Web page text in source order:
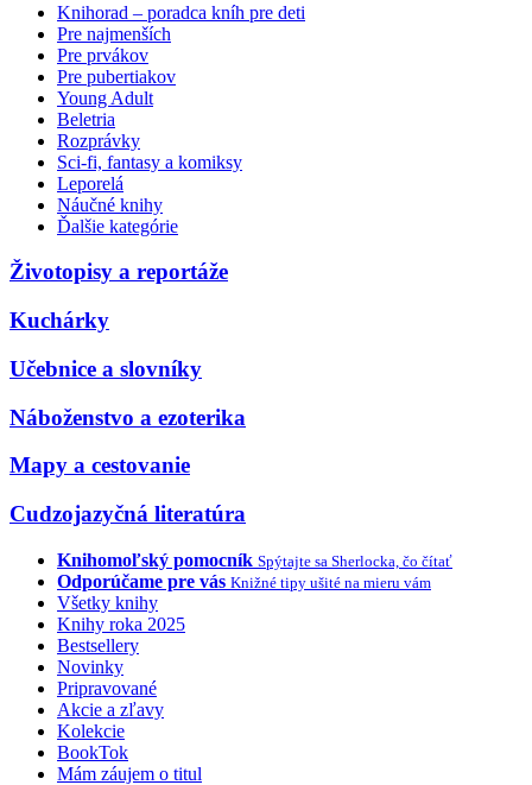
Knihorad – poradca kníh pre deti
Pre najmenších
Pre prvákov
Pre pubertiakov
Young Adult
Beletria
Rozprávky
Sci-fi, fantasy a komiksy
Leporelá
Náučné knihy
Ďalšie kategórie
Životopisy a reportáže
Kuchárky
Učebnice a slovníky
Náboženstvo a ezoterika
Mapy a cestovanie
Cudzojazyčná literatúra
Knihomoľský pomocník Spýtajte sa Sherlocka, čo čítať
Odporúčame pre vás Knižné tipy ušité na mieru vám
Všetky knihy
Knihy roka 2025
Bestsellery
Novinky
Pripravované
Akcie a zľavy
Kolekcie
BookTok
Mám záujem o titul